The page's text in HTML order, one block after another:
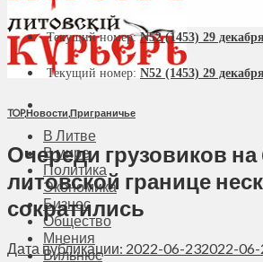
В Литве
В мире
Политика
Экономика
Бизнес
Общество
Мнения
Вильнюс
Текущий номер:N52 (1453) 29 декабря
Текущий номер: N52 (1453) 29 декабря
TOP,Новости,Приграничье
Очереди грузовиков на
литовской границе
сократились
Дата публикации: 2022-06-232022-